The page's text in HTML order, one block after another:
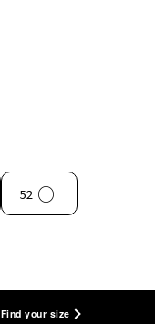
52 ○
Find your size